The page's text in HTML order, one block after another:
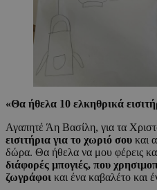
«Θα ήθελα 10 ελκηθρικά
Αγαπητέ Άη Βασίλη, για τα
εισιτήρια για το χωριό σου και
δώρα. Θα ήθελα να μου φέρεις
διάφορές μπογιές, που
ζωγράφοι και ένα καβαλέτο και